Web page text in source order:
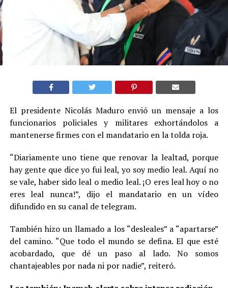
El presidente Nicolás Maduro envió un mensaje a los
funcionarios policiales y militares exhortándolos a
mantenerse firmes con el mandatario en la tolda roja.
“Diariamente uno tiene que renovar la lealtad, porque
hay gente que dice yo fui leal, yo soy medio leal. Aquí no
se vale, haber sido leal o medio leal. ¡O eres leal hoy o no
eres leal nunca!”, dijo el mandatario en un vídeo
difundido en su canal de telegram.
También hizo un llamado a los “desleales” a “apartarse”
del camino. “Que todo el mundo se defina. El que esté
acobardado, que dé un paso al lado. No somos
chantajeables por nada ni por nadie”, reiteró.